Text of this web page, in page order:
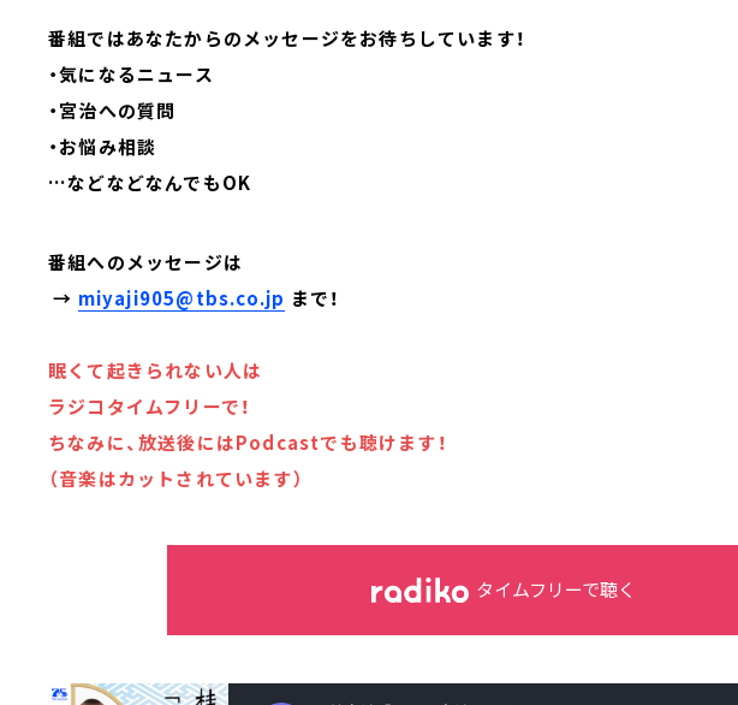
番組ではあなたからのメッセージをお待ちしています！
・気になるニュース
・宮治への質問
・お悩み相談
…などなどなんでもOK
番組へのメッセージは
→ miyaji905@tbs.co.jp まで！
眠くて起きられない人は
ラジコタイムフリーで！
ちなみに、放送後にはPodcastでも聴けます！
（音楽はカットされています）
タイムフリーで聴く